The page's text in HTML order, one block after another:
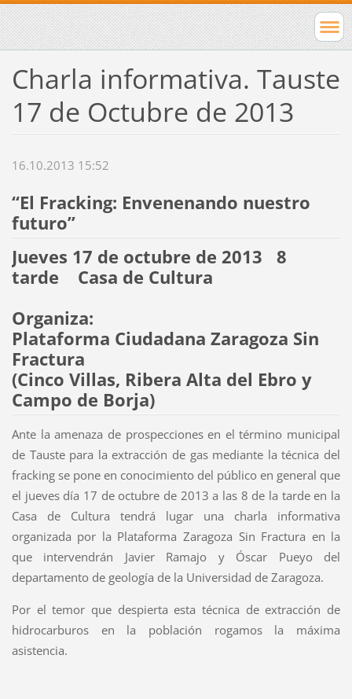
Charla informativa. Tauste
17 de Octubre de 2013
16.10.2013 15:52
“El Fracking: Envenenando nuestro
futuro”
Jueves 17 de octubre de 2013 8
tarde Casa de Cultura
Organiza:
Plataforma Ciudadana Zaragoza Sin
Fractura
(Cinco Villas, Ribera Alta del Ebro y
Campo de Borja)
Ante la amenaza de prospecciones en el término municipal
de Tauste para la extracción de gas mediante la técnica del
fracking se pone en conocimiento del público en general que
el jueves día 17 de octubre de 2013 a las 8 de la tarde en la
Casa de Cultura tendrá lugar una charla informativa
organizada por la Plataforma Zaragoza Sin Fractura en la
que intervendrán Javier Ramajo y Óscar Pueyo del
departamento de geología de la Universidad de Zaragoza.
Por el temor que despierta esta técnica de extracción de
hidrocarburos en la población rogamos la máxima
asistencia.